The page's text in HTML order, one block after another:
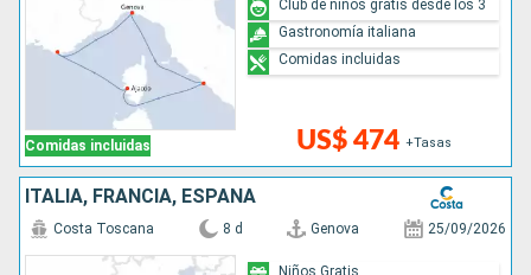
Comidas incluidas US$ 474 +Tasas
Club de niños gratis desde los 3
Gastronomía italiana
Comidas incluidas
ITALIA, FRANCIA, ESPAÑA
Costa Toscana 8 d Genova 25/09/2026
Niños Gratis